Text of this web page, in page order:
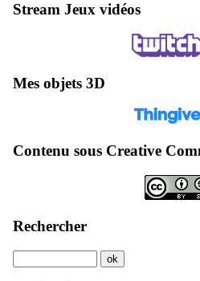
Stream Jeux vidéos
Mes objets 3D
Contenu sous Creative
Rechercher